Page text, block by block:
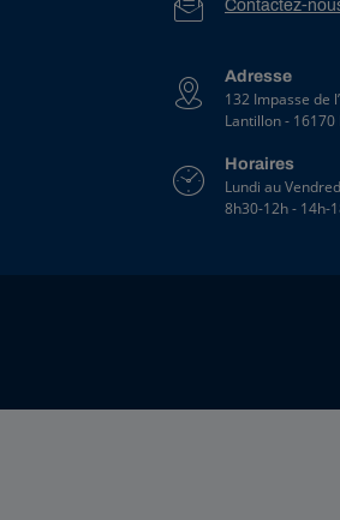
Contactez-
Adresse
132 Impasse de
Lantillon - 16170
Horaires
Lundi au
8h30-12h - 14h-